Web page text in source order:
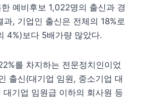
예비후보 1,022명의 출신과 경
과, 기업인 출신은 전체의 18%로
4%)보다 5배가량 많았다.
를 차지하는 전문정치인이었
출신(대기업 임원, 중소기업 대
대기업 임원급 이하의 회사원 등